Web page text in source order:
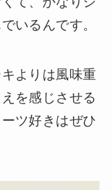
いるんです。
よりは風味重
を感じさせる
ツ好きはぜひ